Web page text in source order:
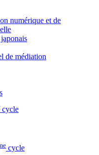
numérique et de
de médiation
cycle
cycle